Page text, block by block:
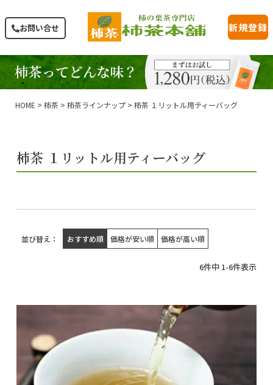
お問い合せ 新規登録
HOME 柿茶 柿茶ラインナップ 柿茶 １リットル用ティーバッグ
柿茶 １リットル用ティーバッグ
並び替え おすすめ順 価格が安い順 価格が高い順
6件中 1-6件表示